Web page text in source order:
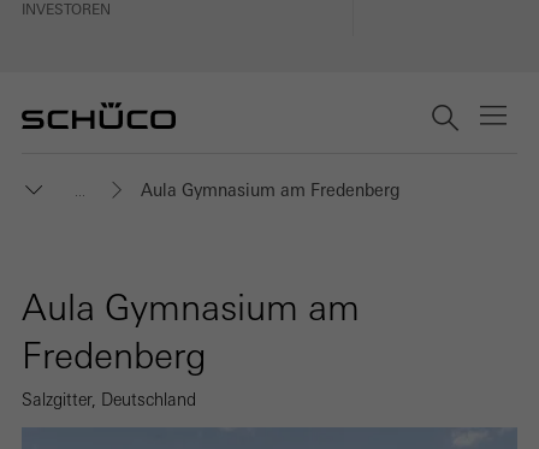
INVESTOREN
... Aula Gymnasium am Fredenberg
Aula Gymnasium am
Fredenberg
Salzgitter, Deutschland